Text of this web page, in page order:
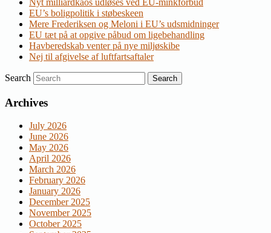
EU’s boligpolitik i støbeskeen
Mere Frederiksen og Meloni i EU’s udsmidninger
EU tæt på at opgive påbud om ligebehandling
Havberedskab venter på nye miljøskibe
Nej til afgivelse af luftfartsaftaler
Search
Archives
July 2026
June 2026
May 2026
April 2026
March 2026
February 2026
January 2026
December 2025
November 2025
October 2025